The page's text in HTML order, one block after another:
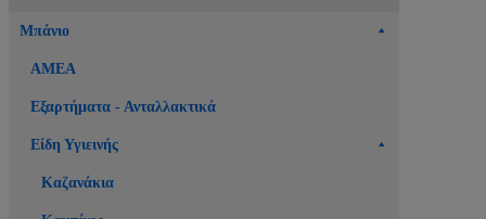
Μπάνιο
ΑΜΕΑ
Εξαρτήματα - Ανταλλακτικά
Είδη Υγιεινής
Καζανάκια